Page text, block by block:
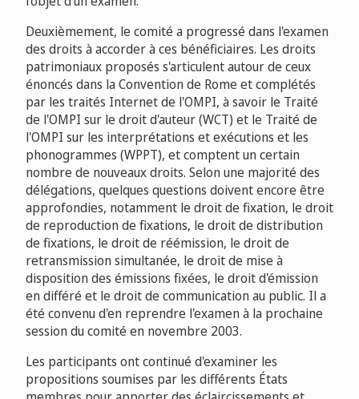
Deuxièmement, le comité a progressé dans l'examen
des droits à accorder à ces bénéficiaires. Les droits
patrimoniaux proposés s'articulent autour de ceux
énoncés dans la Convention de Rome et complétés
par les traités Internet de l'OMPI, à savoir le Traité
de l'OMPI sur le droit d'auteur (WCT) et le Traité de
l'OMPI sur les interprétations et exécutions et les
phonogrammes (WPPT), et comptent un certain
nombre de nouveaux droits. Selon une majorité des
délégations, quelques questions doivent encore être
approfondies, notamment le droit de fixation, le droit
de reproduction de fixations, le droit de distribution
de fixations, le droit de réémission, le droit de
retransmission simultanée, le droit de mise à
disposition des émissions fixées, le droit d'émission
en différé et le droit de communication au public. Il a
été convenu d'en reprendre l'examen à la prochaine
session du comité en novembre 2003.
Les participants ont continué d'examiner les
propositions soumises par les différents États